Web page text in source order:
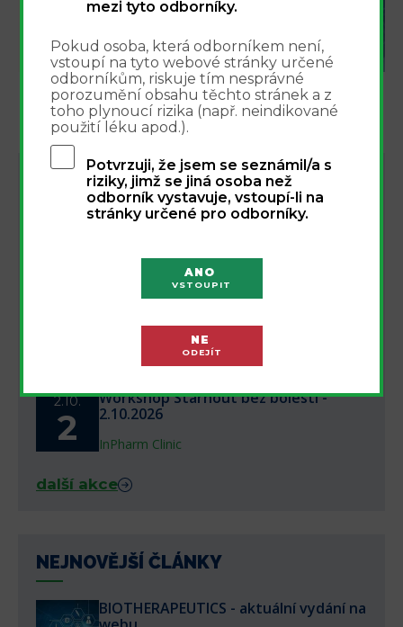
REGISTROVAT
NEJBLIŽŠÍ AKCE
Integrovaný přístup k léčbě bolesti -
aparátu - webinář 1.10.2026
2.10.
2
Workshop Stárnout bez bolesti -
2.10.2026
InPharm Clinic
další akce
NEJNOVĚJŠÍ ČLÁNKY
BIOTHERAPEUTICS - aktuální vydání na
mezi tyto odborníky.
Pokud osoba, která odborníkem není,
vstoupí na tyto webové stránky určené
odborníkům, riskuje tím nesprávné
porozumění obsahu těchto stránek a z
toho plynoucí rizika (např. neindikované
použití léku apod.).
Potvrzuji, že jsem se seznámil/a s
riziky, jimž se jiná osoba než
odborník vystavuje, vstoupí-li na
stránky určené pro odborníky.
ANO
VSTOUPIT
NE
ODEJÍT